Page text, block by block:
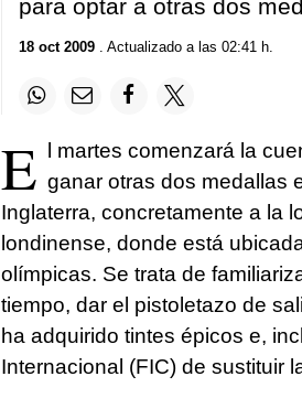
para optar a otras dos
18 oct 2009. Actualizado a las 02:41 h.
E
l martes comenzará la
ganar otras dos medallas
Inglaterra, concretamente a la
londinense, donde está
olímpicas. Se trata de
tiempo, dar el pistoletazo de
ha adquirido tintes épicos e,
Internacional (FIC) de sustituir